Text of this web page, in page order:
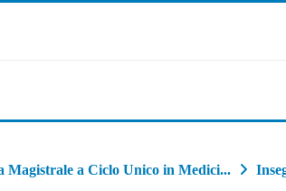
Magistrale a Ciclo Unico in Medici...